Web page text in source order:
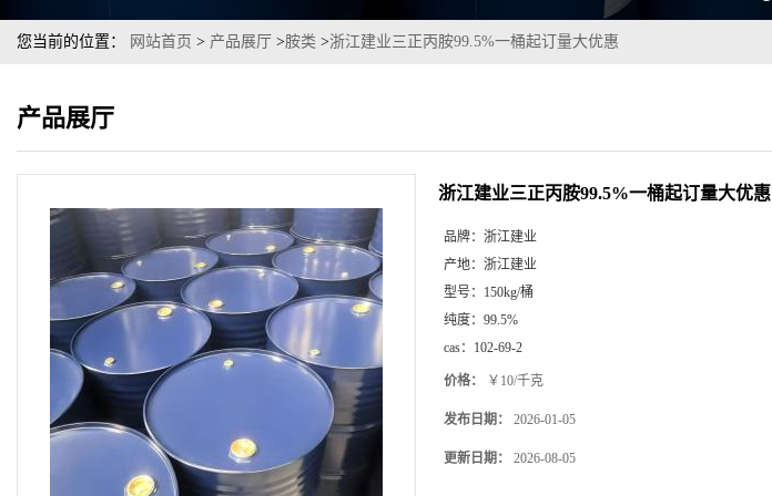
您当前的位置： 网站首页 > 产品展厅 >胺类 >浙江建业三正丙胺99.5%一桶起订量大优惠
产品展厅
浙江建业三正丙胺99.5%一桶起订量大优惠
品牌： 浙江建业
产地： 浙江建业
型号： 150kg/桶
纯度： 99.5%
cas： 102-69-2
价格： ￥10/千克
发布日期： 2026-01-05
更新日期： 2026-08-05